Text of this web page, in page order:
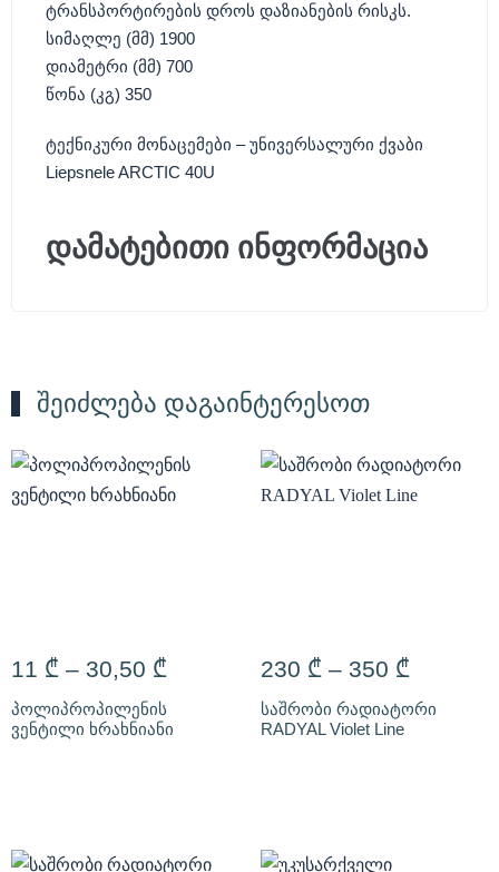
ტრანსპორტირების დროს დაზიანების რისკს.
სიმაღლე (მმ) 1900
დიამეტრი (მმ) 700
წონა (კგ) 350
ტექნიკური მონაცემები –უნივერსალური ქვაბი
Liepsnele ARCTIC 40U
დამატებითი ინფორმაცია
შეიძლება დაგაინტერესოთ
11 ₾ – 30,50 ₾
პოლიპროპილენის
ვენტილი ხრახნიანი
230 ₾ – 350 ₾
საშრობი რადიატორი
RADYAL Violet Line